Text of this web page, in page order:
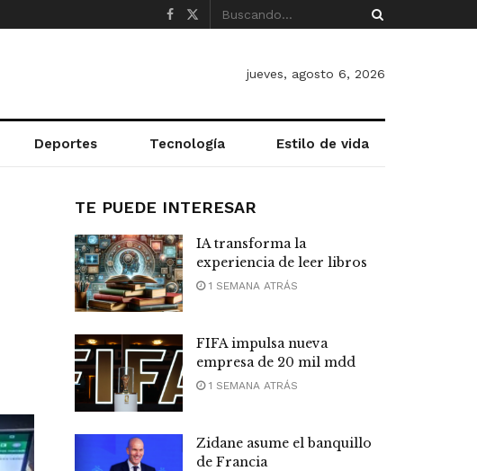
jueves, agosto 6, 2026
Deportes Tecnología Estilo de vida
TE PUEDE INTERESAR
IA transforma la
experiencia de leer libros
1 SEMANA ATRÁS
FIFA impulsa nueva
empresa de 20 mil mdd
1 SEMANA ATRÁS
Zidane asume el banquillo
de Francia